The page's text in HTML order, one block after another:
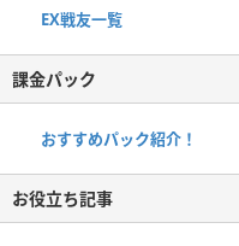
EX戦友一覧
課金パック
おすすめパック紹介！
お役立ち記事